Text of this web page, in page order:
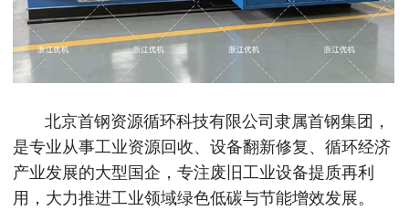
北京首钢资源循环科技有限公司隶属首钢集团，
是专业从事工业资源回收、设备翻新修复、循环经济
产业发展的大型国企，专注废旧工业设备提质再利
用，大力推进工业领域绿色低碳与节能增效发展。